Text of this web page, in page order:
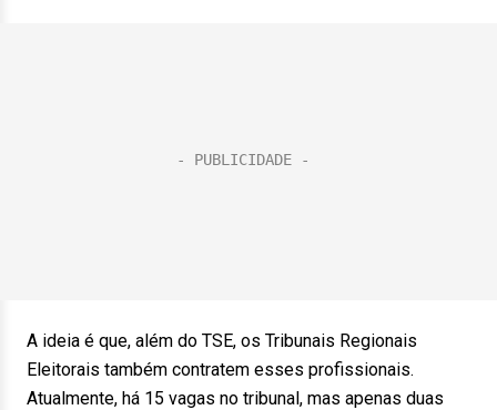
A ideia é que, além do TSE, os Tribunais Regionais
Eleitorais também contratem esses profissionais.
Atualmente, há 15 vagas no tribunal, mas apenas duas